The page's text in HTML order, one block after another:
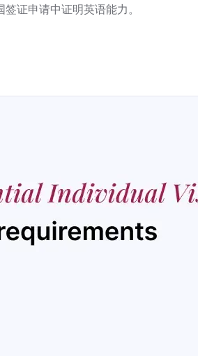
证申请中证明英语能力。